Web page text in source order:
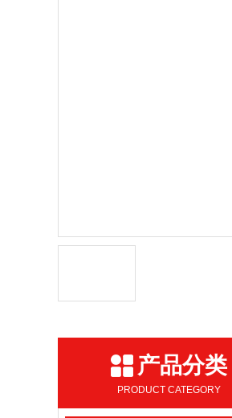
产品分类
PRODUCT CATEGORY